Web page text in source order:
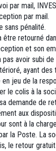
par mail,
par mail.
sans pénalité.
retourné
et son
pas avoir subi
ayant des
jeu de la
le colis à la
demande de
aux
sont à la
la Poste. La
le retour